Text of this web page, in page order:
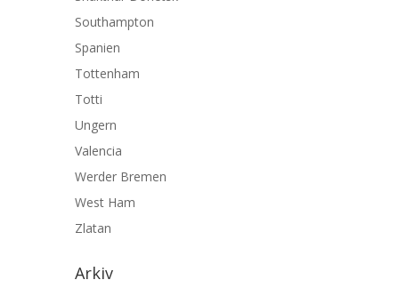
Southampton
Spanien
Tottenham
Totti
Ungern
Valencia
Werder Bremen
West Ham
Zlatan
Arkiv